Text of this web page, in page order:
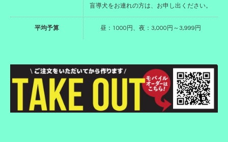
盲導犬をお連れの方は、お申し出ください。
平均予算 昼：1000円、夜：3,000円～3,999円